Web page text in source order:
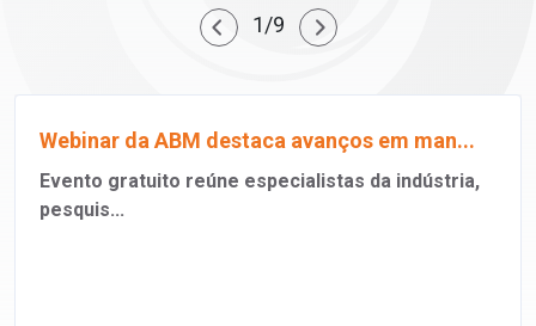
1/9
Webinar da ABM destaca avanços em man...
Evento gratuito reúne especialistas da indústria,
pesquis...